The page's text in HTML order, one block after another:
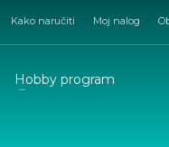
Kako naručiti Moj nalog
Hobby program